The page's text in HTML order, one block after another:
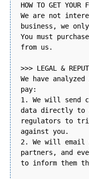
HOW TO GET YOUR
We are not
business, we
You must
from us.
>>> LEGAL &
We have
pay:
1. We will send
data directly to
regulators to
against you.
2. We will email
partners, and
to inform them